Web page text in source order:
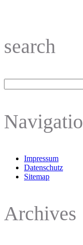
search
Impressum
Datenschutz
Sitemap
Archives